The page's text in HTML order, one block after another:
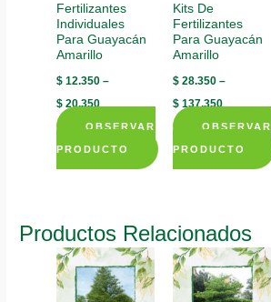
Fertilizantes
Individuales
Para Guayacán
Amarillo
$ 12.350 –
$ 20.350
OBSERVAR
PRODUCTO
This
multiple
variants.
The
Kits De
Fertilizantes
Para Guayacán
Amarillo
$ 28.350 –
$ 137.350
OBSERVAR
PRODUCTO
This
multiple
variants.
The
Productos Relacionados